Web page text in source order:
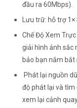
đầu ra 60Mbps).
Lưu trữ: hỗ trợ
Chế Độ Xem
giải hình ảnh sắc
bảo bạn nắm bắt
Phát lại nguồn
độ phát lại và tìm
xem lại cảnh